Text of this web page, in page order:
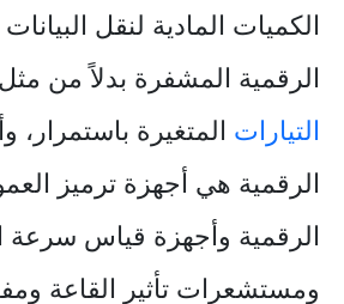
الكميات المادية لنقل
الرقمية المشفرة بدلاً من مثل
التيارات المتغيرة باستمرار،
الرقمية هي أجهزة ترميز
الرقمية وأجهزة قياس سرعة
ومستشعرات تأثير القاعة